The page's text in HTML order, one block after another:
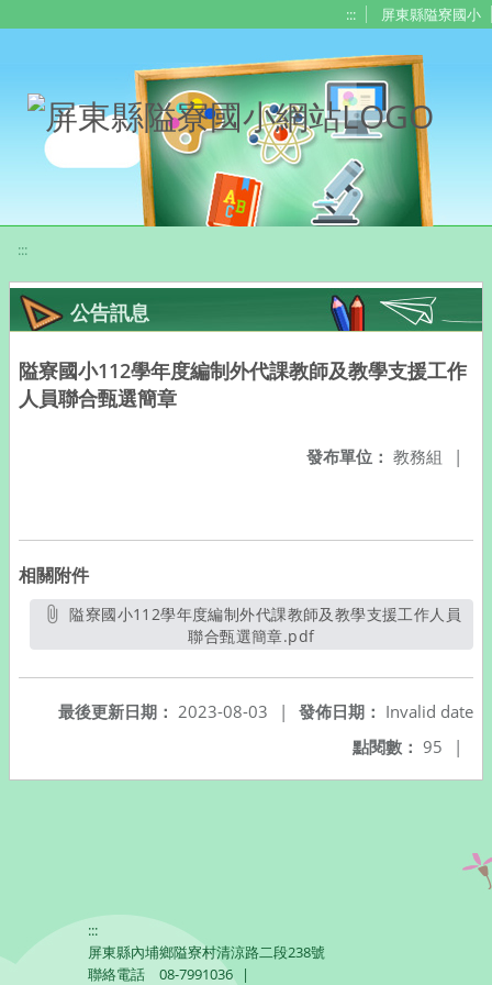
::: 屏東縣隘寮國小
:::
公告訊息
隘寮國小112學年度編制外代課教師及教學支援工作
人員聯合甄選簡章
發布單位： 教務組 |
相關附件
隘寮國小112學年度編制外代課教師及教學支援工作人員
聯合甄選簡章.pdf另開新視窗
發佈日期： Invalid date
最後更新日期： 2023-08-03
|
點閱數： 95 |
:::
屏東縣內埔鄉隘寮村清涼路二段238號
聯絡電話
08-7991036 |